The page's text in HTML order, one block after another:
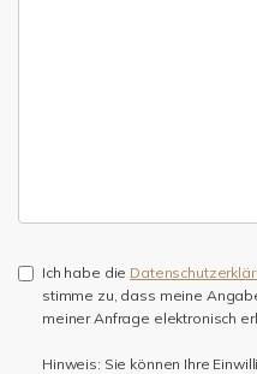
Ich habe die
stimme zu, dass meine
meiner Anfrage elektronisch
Hinweis: Sie können Ihre